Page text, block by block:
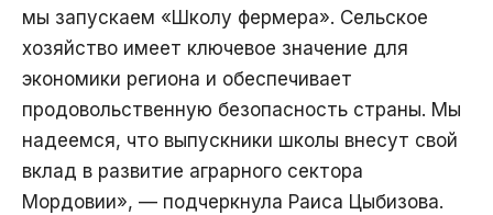
мы запускаем «Школу фермера». Сельское
хозяйство имеет ключевое значение для
экономики региона и обеспечивает
продовольственную безопасность страны. Мы
надеемся, что выпускники школы внесут свой
вклад в развитие аграрного сектора
Мордовии», — подчеркнула Раиса Цыбизова.